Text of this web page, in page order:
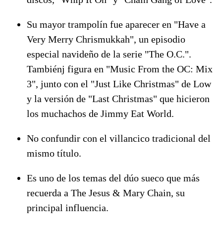
Su mayor trampolín fue aparecer en "Have a
Very Merry Chrismukkah", un episodio
especial navideño de la serie "The O.C.".
Tambiénj figura en "Music From the OC: Mix
3", junto con el "Just Like Christmas" de Low
y la versión de "Last Christmas" que hicieron
los muchachos de Jimmy Eat World.
No confundir con el villancico tradicional del
mismo título.
Es uno de los temas del dúo sueco que más
recuerda a The Jesus & Mary Chain, su
principal influencia.